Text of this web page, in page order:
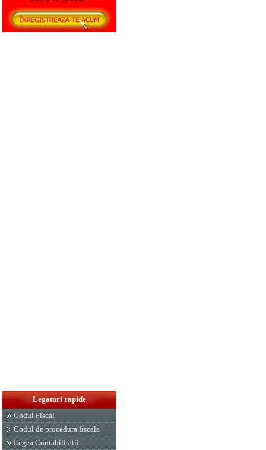
Legaturi rapide
Codul Fiscal
Codul de procedura fiscala
Legea Contabilitatii